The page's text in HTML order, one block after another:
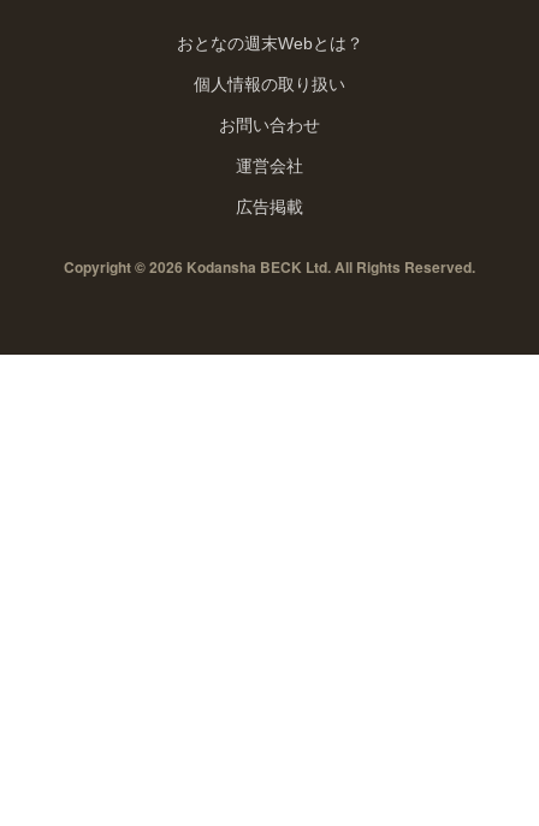
おとなの週末Webとは？
個人情報の取り扱い
お問い合わせ
運営会社
広告掲載
Copyright © 2026 Kodansha BECK Ltd. All Rights Reserved.